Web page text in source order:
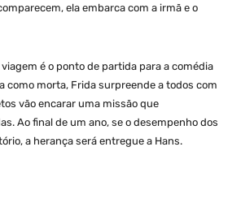
ela embarca com a irmã e o
é o ponto de partida para a comédia
como morta, Frida surpreende a todos com
vão encarar uma missão que
Ao final de um ano, se o desempenho dos
a herança será entregue a Hans.